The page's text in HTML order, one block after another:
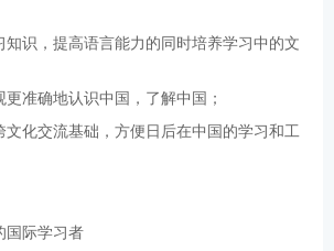
知识，提高语言能力的同时培养学习中的文
准确地认识中国，了解中国；
文化交流基础，方便日后在中国的学习和工
国际学习者